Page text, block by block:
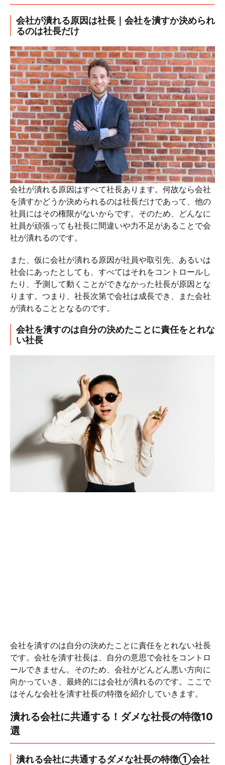
会社が潰れる原因は社長｜会社を潰すか決められ
るのは社長だけ
会社が潰れる原因はすべて社長あります。何故なら会社
を潰すかどうか決められるのは社長だけであって、他の
社員にはその権限がないからです。そのため、どんなに
社員が頑張っても社長に間違いや力不足があることで会
社が潰れるのです。
また、仮に会社が潰れる原因が社員や取引先、あるいは
社会にあったとしても、すべてはそれをコントロールし
たり、予測して動くことができなかった社長が原因とな
ります。つまり、社長次第で会社は成長でき、また会社
が潰れることとなるのです。
会社を潰すのは自分の決めたことに責任をとれな
い社長
会社を潰すのは自分の決めたことに責任をとれない社長
です。会社を潰す社長は、自分の意思で会社をコントロ
ールできません。そのため、会社がどんどん悪い方向に
向かっていき、最終的には会社が潰れるのです。ここで
はそんな会社を潰す社長の特徴を紹介していきます。
潰れる会社に共通する！ダメな社長の特徴10
選
潰れる会社に共通するダメな社長の特徴①会社